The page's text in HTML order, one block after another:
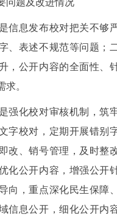
息发布校对把关不够
、表述不规范等问题；
，公开内容的全面性、
。
化校对审核机制，筑
字校对，定期开展错别
改、销号管理，及时整
化公开内容，增强公开
向，重点深化民生保障
信息公开，细化公开内